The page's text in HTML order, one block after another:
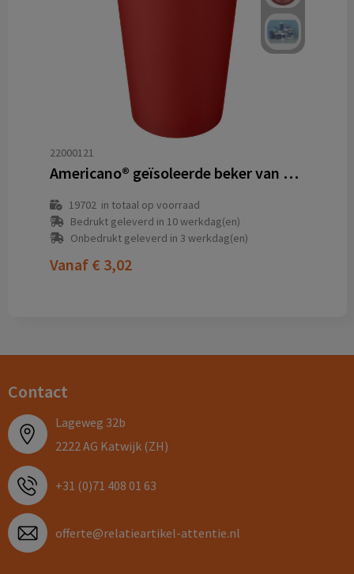
22000121
Americano® geïsoleerde beker van 350 ml
19702in totaal op voorraad
Bedrukt geleverd in 10 werkdag(en)
Onbedrukt geleverd in 3 werkdag(en)
Vanaf € 3,02
Contact
Lageweg 32b
2222 AG Katwijk (ZH)
+31 (0)71 408 01 63
offerte@relatieartikel-attentie.nl